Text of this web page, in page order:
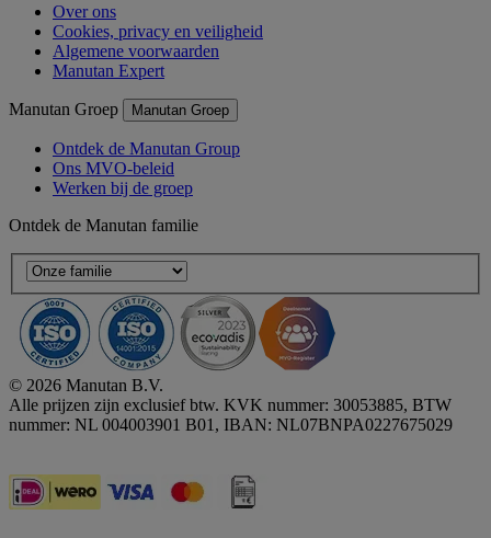
Over ons
Cookies, privacy en veiligheid
Algemene voorwaarden
Manutan Expert
Manutan Groep Manutan Groep
Ontdek de Manutan Group
Ons MVO-beleid
Werken bij de groep
Ontdek de Manutan familie
© 2026 Manutan B.V.
Alle prijzen zijn exclusief btw. KVK nummer: 30053885, BTW
nummer: NL 004003901 B01, IBAN: NL07BNPA0227675029